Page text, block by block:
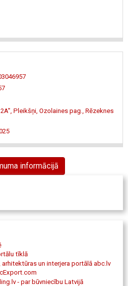
Pleikšņi, Ozolaines pag., Rēzeknes
informācijā
tīklā
un interjera portālā abc.lv
- par būvniecību Latvijā